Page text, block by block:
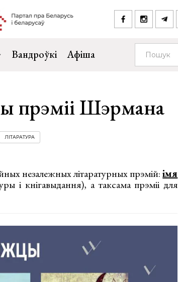
Вандроўкі Афіша
прэміі Шэрмана
ЛІТАРАТУРА
незалежных літаратурных прэмій:імя
і кнігавыдання), а таксама прэміі для